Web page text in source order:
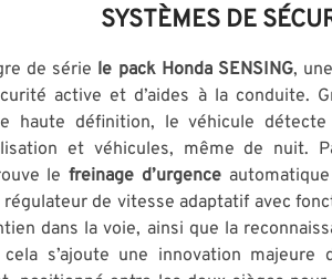
SYSTÈMES DE
de série le pack Honda SENSING,
active et d’aides à la conduite.
haute définition, le véhicule
et véhicules, même de nuit.
lefreinage d’urgence
de vitesse adaptatif avec
dans la voie, ainsi que la
s’ajoute une innovation majeure